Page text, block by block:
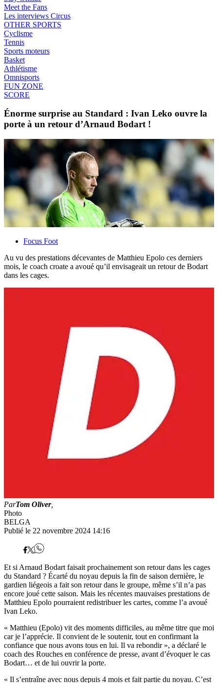
Meet the Fans
Les interviews Circus
OTHER SPORTS
Cyclisme
Tennis
Sports moteurs
Basket
Athlétisme
Omnisports
FUN ZONE
SCORE
Énorme surprise au Standard : Ivan Leko ouvre la
porte à un retour d’Arnaud Bodart !
Focus Foot
Au vu des prestations décevantes de Matthieu Epolo ces derniers
mois, le coach croate a avoué qu’il envisageait un retour de Bodart
dans les cages.
ParTom Oliver,
Photo
BELGA
Publié le 22 novembre 2024 14:16
Et si Arnaud Bodart faisait prochainement son retour dans les cages
du Standard ? Écarté du noyau depuis la fin de saison dernière, le
gardien liégeois a fait son retour dans le groupe, même s’il n’a pas
encore joué cette saison. Mais les récentes mauvaises prestations de
Matthieu Epolo pourraient redistribuer les cartes, comme l’a avoué
Ivan Leko.
« Matthieu (Epolo) vit des moments difficiles, au même titre que moi
car je l’apprécie. Il convient de le soutenir, tout en confirmant la
confiance que nous avons tous en lui. Il va rebondir », a déclaré le
coach des Rouches en conférence de presse, avant d’évoquer le cas
Bodart… et de lui ouvrir la porte.
« Il s’entraîne avec nous depuis 4 mois et fait partie du noyau. C’est